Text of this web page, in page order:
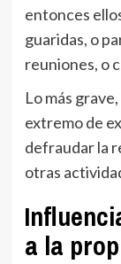
entonces
guaridas, o
reuniones, o
Lo más
extremo de
defraudar la
otras
a la